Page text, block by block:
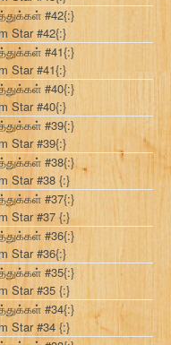
#42{:}
Star #42{:}
#41{:}
Star #41{:}
#40{:}
Star #40{:}
#39{:}
Star #39{:}
#38{:}
Star #38 {:}
#37{:}
Star #37 {:}
#36{:}
Star #36{:}
#35{:}
Star #35 {:}
#34{:}
Star #34 {:}